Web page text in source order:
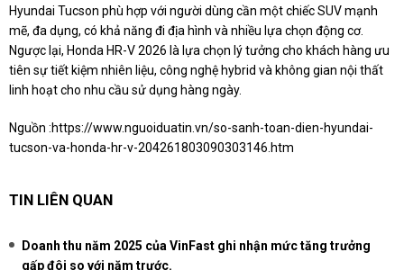
Hyundai Tucson phù hợp với người dùng cần một chiếc SUV mạnh
mẽ, đa dụng, có khả năng đi địa hình và nhiều lựa chọn động cơ.
Ngược lại, Honda HR-V 2026 là lựa chọn lý tưởng cho khách hàng ưu
tiên sự tiết kiệm nhiên liệu, công nghệ hybrid và không gian nội thất
linh hoạt cho nhu cầu sử dụng hàng ngày.
Nguồn :https://www.nguoiduatin.vn/so-sanh-toan-dien-hyundai-
tucson-va-honda-hr-v-204261803090303146.htm
TIN LIÊN QUAN
Doanh thu năm 2025 của VinFast ghi nhận mức tăng trưởng
gấp đôi so với năm trước.